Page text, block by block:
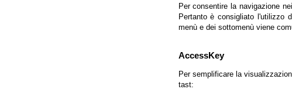
Per consentire la navigazione
Pertanto è consigliato l'utilizzo
menù e dei sottomenù viene
AccessKey
Per semplificare la
tast: